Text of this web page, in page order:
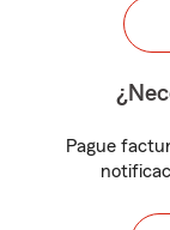
Pague